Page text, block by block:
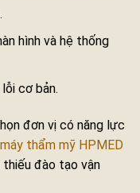
hình và hệ thống
cơ bản.
đơn vị có năng lực
máy thẩm mỹ HPMED
đào tạo vận